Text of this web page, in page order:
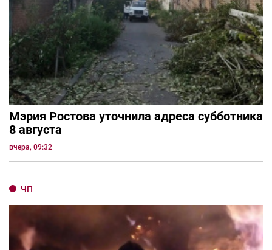
Мэрия Ростова уточнила адреса субботника
8 августа
вчера, 09:32
ЧП